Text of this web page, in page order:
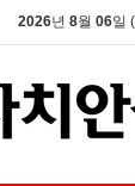
2026년 8월 06일